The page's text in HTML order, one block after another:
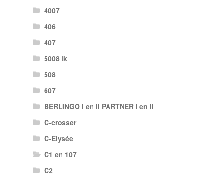
4007
406
407
5008 ik
508
607
BERLINGO I en II PARTNER I en II
C-crosser
C-Elysée
C1 en 107
C2